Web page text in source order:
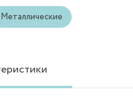
Металлические